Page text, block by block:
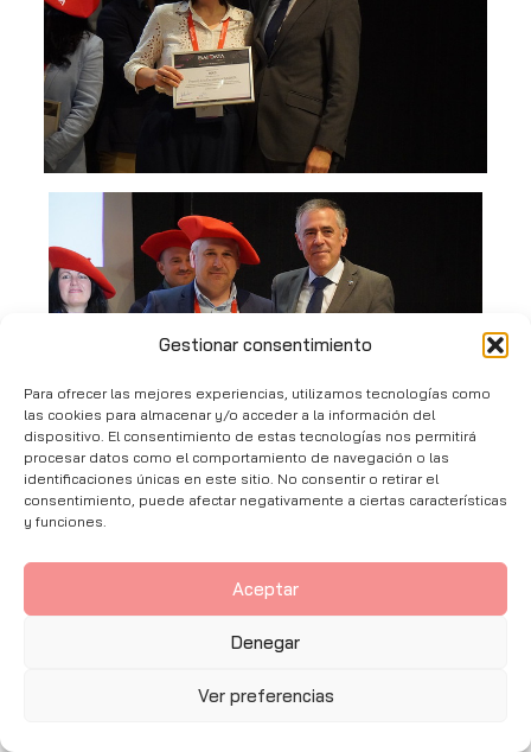
Gestionar consentimiento
Para ofrecer las mejores experiencias, utilizamos tecnologías como
las cookies para almacenar y/o acceder a la información del
dispositivo. El consentimiento de estas tecnologías nos permitirá
procesar datos como el comportamiento de navegación o las
identificaciones únicas en este sitio. No consentir o retirar el
consentimiento, puede afectar negativamente a ciertas características
y funciones.
Aceptar
Denegar
Ver preferencias